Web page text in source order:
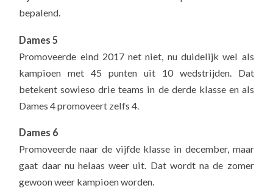
bepalend.
Dames 5
Promoveerde eind 2017 net niet, nu duidelijk wel als
kampioen met 45 punten uit 10 wedstrijden. Dat
betekent sowieso drie teams in de derde klasse en als
Dames 4 promoveert zelfs 4.
Dames 6
Promoveerde naar de vijfde klasse in december, maar
gaat daar nu helaas weer uit. Dat wordt na de zomer
gewoon weer kampioen worden.